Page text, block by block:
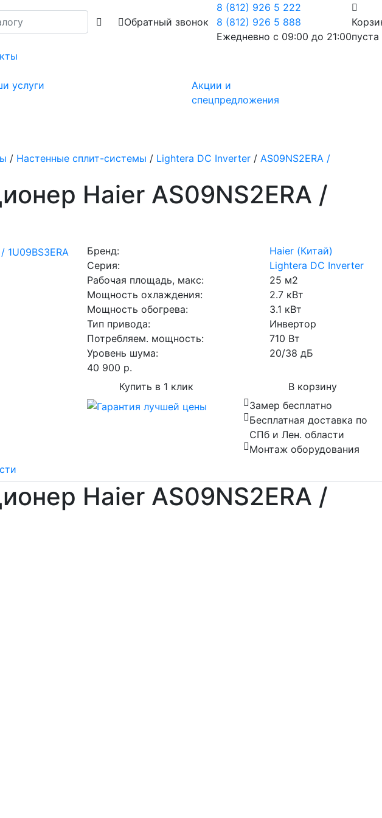
Обратный звонок
8 (812) 926 5 222
8 (812) 926 5 888
Ежедневно с 09:00 до 21:00пуста
услуги
Акции и
спецпредложения
/ Настенные сплит-системы / Lightera DC Inverter/ AS09NS2ERA /
Haier AS09NS2ERA /
Бренд:
Haier (Китай)
Серия:
Lightera DC Inverter
Рабочая площадь, макс:
25 м2
Мощность охлаждения:
2.7 кВт
Мощность обогрева:
3.1 кВт
Тип привода:
Инвертор
Потребляем. мощность:
710 Вт
Уровень шума:
20/38 дБ
40 900 р.
Купить в 1 клик
В корзину
Замер бесплатно
Бесплатная доставка по
СПб и Лен. области
Монтаж оборудования
Haier AS09NS2ERA /